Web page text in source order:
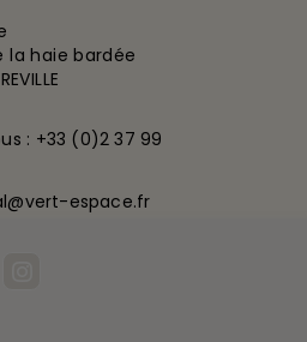
la haie bardée
: +33 (0)2 37 99
espace.fr